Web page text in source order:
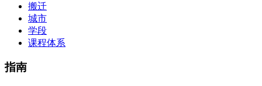
搬迁
城市
学段
课程体系
指南